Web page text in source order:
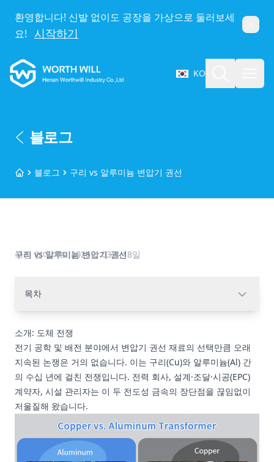
환영합니다! 신발 없이도 공장을 가상으로 둘러보세
요! 시작하기 닫기
Worthwill
KO
언어 선택
블로그
홈 블로그 구리 vs 알루미늄 변압기 권선
구리 vs 알루미늄 변압기 권선
최종 업데이트2026년 03월 18일
목차
소개: 도체 전쟁
전기 공학 및 배전 분야에서 변압기 권선 재료의 선택만큼 오래
지속된 논쟁은 거의 없습니다. 이는 구리(Cu)와 알루미늄(Al) 간
의 수십 년에 걸친 전쟁입니다. 전력 회사, 설계·조달·시공(EPC)
계약자, 시설 관리자는 이 두 전도성 금속의 장단점을 끊임없이
저울질해 왔습니다.